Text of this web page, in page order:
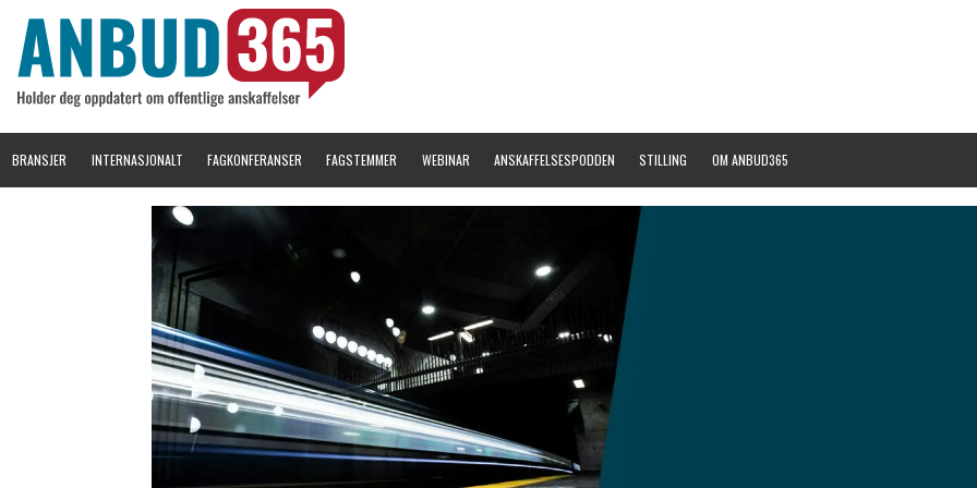
BRANSJER INTERNASJONALT FAGKONFERANSER FAGSTEMMER WEBINAR ANSKAFFELSESPODDEN STILLING OM ANBUD365